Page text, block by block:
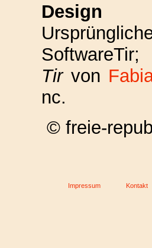
Design
SoftwareTir;
Tirvon
nc.
© freie-
Impressum Kontakt